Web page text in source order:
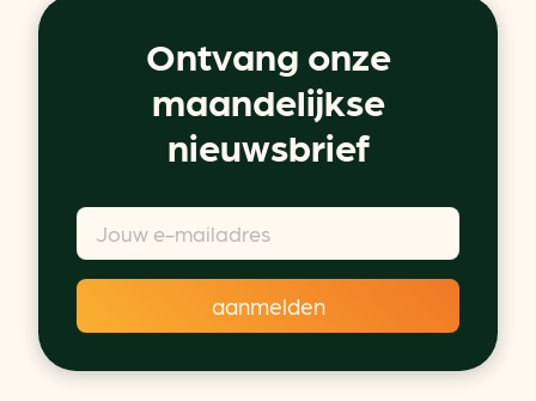
Ontvang onze
maandelijkse
nieuwsbrief